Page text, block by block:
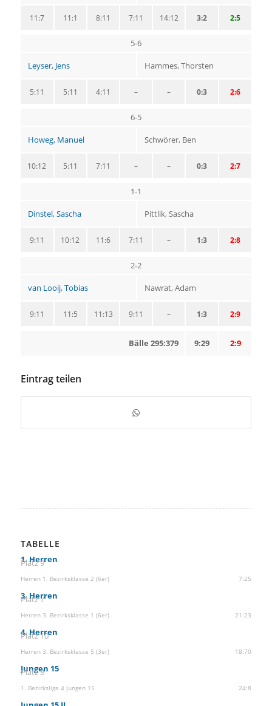
2:5
3:2
14:12
7:11
8:11
11:1
11:7
5-6
Leyser, Jens Hammes, Thorsten
2:6
0:3
–
–
4:11
5:11
5:11
6-5
Howeg, Manuel Schwörer, Ben
2:7
0:3
–
–
7:11
5:11
10:12
1-1
Dinstel, Sascha Pittlik, Sascha
2:8
1:3
–
7:11
11:6
10:12
9:11
2-2
van Looij, Tobias Nawrat, Adam
2:9
1:3
–
9:11
11:13
11:5
9:11
2:9
9:29
Bälle 295:379
Eintrag teilen
TABELLE
1. Herren
Platz 9
Herren 1. Bezirksklasse 2 (6er) 7:25
3. Herren
Platz 7
Herren 3. Bezirksklasse 1 (6er) 21:23
4. Herren
Platz 10
Herren 3. Bezirksklasse 5 (3er) 18:70
Jungen 15
Platz 3
1. Bezirksliga 4 Jungen 15 24:8